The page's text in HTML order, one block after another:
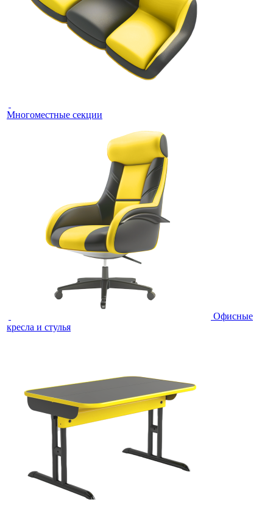
Многоместные секции
Офисные
кресла и стулья